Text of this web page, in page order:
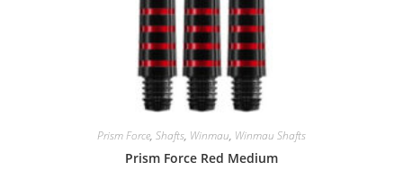
Prism Force, Shafts, Winmau, Winmau Shafts
Prism Force Red Medium